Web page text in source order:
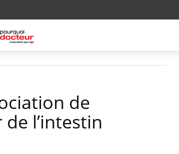
de
l’intestin